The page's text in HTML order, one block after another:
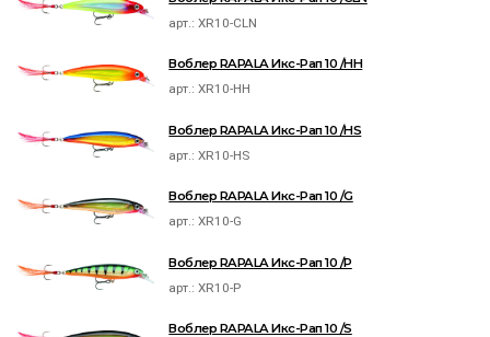
арт.:XR10-CLN
Воблер RAPALA Икс-Рап 10 /HH
арт.:XR10-HH
Воблер RAPALA Икс-Рап 10 /HS
арт.:XR10-HS
Воблер RAPALA Икс-Рап 10 /G
арт.:XR10-G
Воблер RAPALA Икс-Рап 10 /P
арт.:XR10-P
Воблер RAPALA Икс-Рап 10 /S